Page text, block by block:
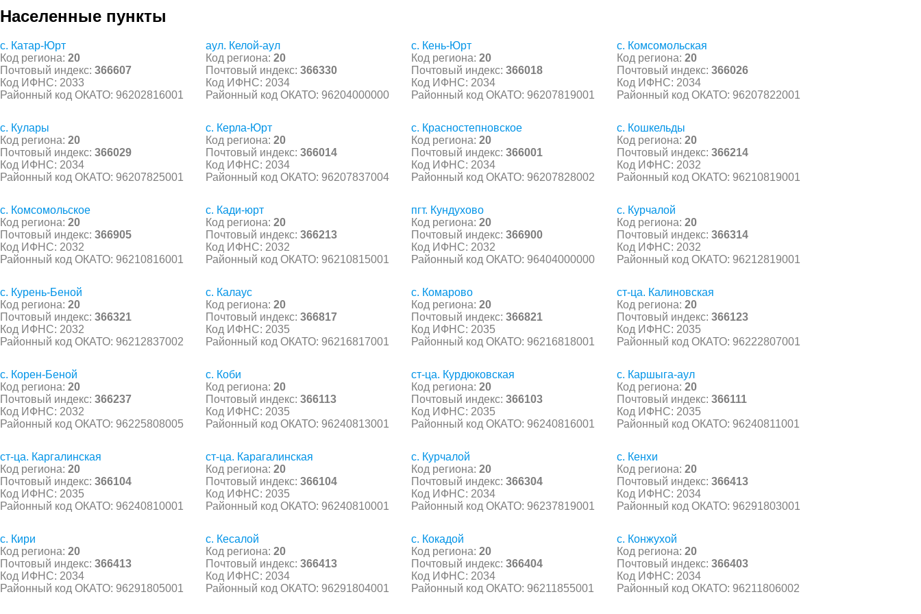
Населенные пункты
с. Катар-Юрт
Код региона: 20
Почтовый индекс: 366607
Код ИФНС: 2033
Районный код ОКАТО: 96202816001
аул. Келой-аул
Код региона: 20
Почтовый индекс: 366330
Код ИФНС: 2034
Районный код ОКАТО: 96204000000
с. Кень-Юрт
Код региона: 20
Почтовый индекс: 366018
Код ИФНС: 2034
Районный код ОКАТО: 96207819001
с. Комсомольская
Код региона: 20
Почтовый индекс: 366026
Код ИФНС: 2034
Районный код ОКАТО: 96207822001
с. Кулары
Код региона: 20
Почтовый индекс: 366029
Код ИФНС: 2034
Районный код ОКАТО: 96207825001
с. Керла-Юрт
Код региона: 20
Почтовый индекс: 366014
Код ИФНС: 2034
Районный код ОКАТО: 96207837004
с. Красностепновское
Код региона: 20
Почтовый индекс: 366001
Код ИФНС: 2034
Районный код ОКАТО: 96207828002
с. Кошкельды
Код региона: 20
Почтовый индекс: 366214
Код ИФНС: 2032
Районный код ОКАТО: 96210819001
с. Комсомольское
Код региона: 20
Почтовый индекс: 366905
Код ИФНС: 2032
Районный код ОКАТО: 96210816001
с. Кади-юрт
Код региона: 20
Почтовый индекс: 366213
Код ИФНС: 2032
Районный код ОКАТО: 96210815001
пгт. Кундухово
Код региона: 20
Почтовый индекс: 366900
Код ИФНС: 2032
Районный код ОКАТО: 96404000000
с. Курчалой
Код региона: 20
Почтовый индекс: 366314
Код ИФНС: 2032
Районный код ОКАТО: 96212819001
с. Курень-Беной
Код региона: 20
Почтовый индекс: 366321
Код ИФНС: 2032
Районный код ОКАТО: 96212837002
с. Калаус
Код региона: 20
Почтовый индекс: 366817
Код ИФНС: 2035
Районный код ОКАТО: 96216817001
с. Комарово
Код региона: 20
Почтовый индекс: 366821
Код ИФНС: 2035
Районный код ОКАТО: 96216818001
ст-ца. Калиновская
Код региона: 20
Почтовый индекс: 366123
Код ИФНС: 2035
Районный код ОКАТО: 96222807001
с. Корен-Беной
Код региона: 20
Почтовый индекс: 366237
Код ИФНС: 2032
Районный код ОКАТО: 96225808005
с. Коби
Код региона: 20
Почтовый индекс: 366113
Код ИФНС: 2035
Районный код ОКАТО: 96240813001
ст-ца. Курдюковская
Код региона: 20
Почтовый индекс: 366103
Код ИФНС: 2035
Районный код ОКАТО: 96240816001
с. Каршыга-аул
Код региона: 20
Почтовый индекс: 366111
Код ИФНС: 2035
Районный код ОКАТО: 96240811001
ст-ца. Каргалинская
Код региона: 20
Почтовый индекс: 366104
Код ИФНС: 2035
Районный код ОКАТО: 96240810001
ст-ца. Карагалинская
Код региона: 20
Почтовый индекс: 366104
Код ИФНС: 2035
Районный код ОКАТО: 96240810001
с. Курчалой
Код региона: 20
Почтовый индекс: 366304
Код ИФНС: 2034
Районный код ОКАТО: 96237819001
с. Кенхи
Код региона: 20
Почтовый индекс: 366413
Код ИФНС: 2034
Районный код ОКАТО: 96291803001
с. Кири
Код региона: 20
Почтовый индекс: 366413
Код ИФНС: 2034
Районный код ОКАТО: 96291805001
с. Кесалой
Код региона: 20
Почтовый индекс: 366413
Код ИФНС: 2034
Районный код ОКАТО: 96291804001
с. Кокадой
Код региона: 20
Почтовый индекс: 366404
Код ИФНС: 2034
Районный код ОКАТО: 96211855001
с. Конжухой
Код региона: 20
Почтовый индекс: 366403
Код ИФНС: 2034
Районный код ОКАТО: 96211806002